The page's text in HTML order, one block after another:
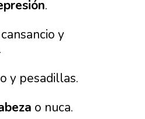
.
y
.
y pesadillas.
o nuca.